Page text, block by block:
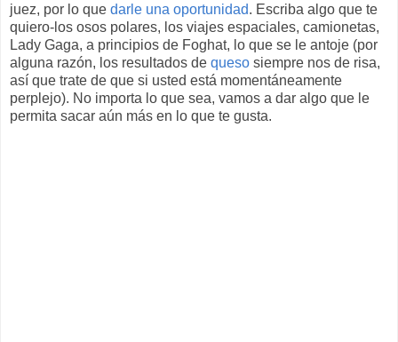
juez, por lo que darle una oportunidad. Escriba algo que te
quiero-los osos polares, los viajes espaciales, camionetas,
Lady Gaga, a principios de Foghat, lo que se le antoje (por
alguna razón, los resultados de queso siempre nos de risa,
así que trate de que si usted está momentáneamente
perplejo). No importa lo que sea, vamos a dar algo que le
permita sacar aún más en lo que te gusta.